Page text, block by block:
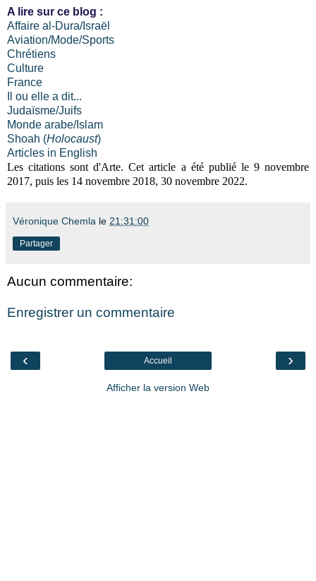
A lire sur ce blog :
Affaire al-Dura/Israël
Aviation/Mode/Sports
Chrétiens
Culture
France
Il ou elle a dit...
Judaïsme/Juifs
Monde arabe/Islam
Shoah (Holocaust)
Articles in English
Les citations sont d'Arte. Cet article a été publié le 9 novembre
2017, puis les 14 novembre 2018, 30 novembre 2022.
Véronique Chemla le 21:31:00
Partager
Aucun commentaire:
Enregistrer un commentaire
‹ ›
Accueil
Afficher la version Web